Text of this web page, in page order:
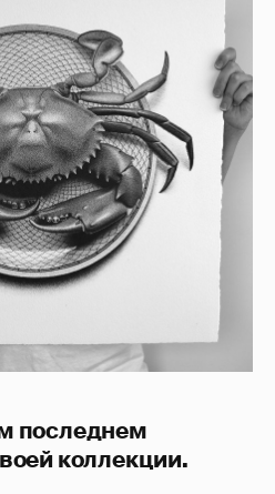
последнем
коллекции.